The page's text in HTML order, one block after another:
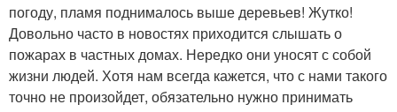
погоду, пламя поднималось выше деревьев! Жутко!
Довольно часто в новостях приходится слышать о
пожарах в частных домах. Нередко они уносят с собой
жизни людей. Хотя нам всегда кажется, что с нами такого
точно не произойдет, обязательно нужно принимать